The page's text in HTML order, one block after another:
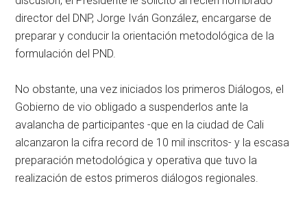
director del DNP, Jorge Iván González, encargarse de
preparar y conducir la orientación metodológica de la
formulación del PND.
No obstante, una vez iniciados los primeros Diálogos, el
Gobierno de vio obligado a suspenderlos ante la
avalancha de participantes -que en la ciudad de Cali
alcanzaron la cifra record de 10 mil inscritos- y la escasa
preparación metodológica y operativa que tuvo la
realización de estos primeros diálogos regionales.